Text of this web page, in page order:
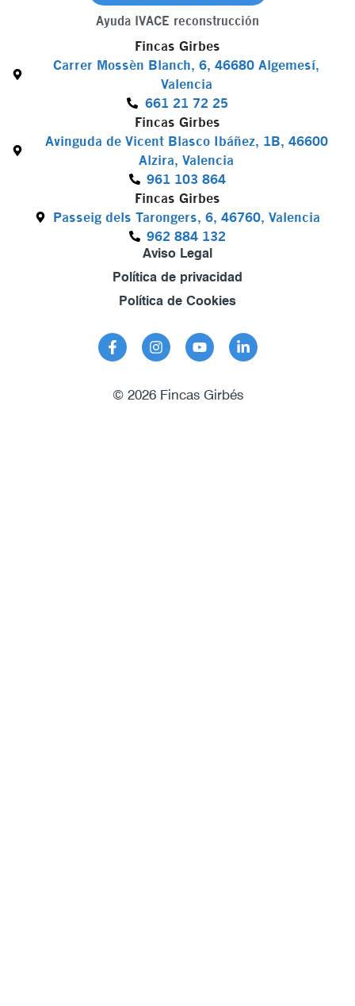
Ayuda IVACE reconstrucción
Fincas Girbes
Carrer Mossèn Blanch, 6, 46680 Algemesí,
Valencia
661 21 72 25
Fincas Girbes
Avinguda de Vicent Blasco Ibáñez, 1B, 46600
Alzira, Valencia
961 103 864
Fincas Girbes
Passeig dels Tarongers, 6, 46760, Valencia
962 884 132
Aviso Legal
Política de privacidad
Política de Cookies
© 2026 Fincas Girbés